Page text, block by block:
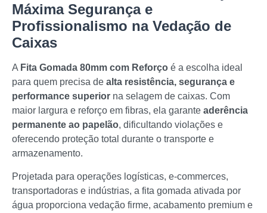
Máxima Segurança e
Profissionalismo na Vedação de
Caixas
A Fita Gomada 80mm com Reforço é a escolha ideal
para quem precisa de alta resistência, segurança e
performance superior na selagem de caixas. Com
maior largura e reforço em fibras, ela garante aderência
permanente ao papelão, dificultando violações e
oferecendo proteção total durante o transporte e
armazenamento.
Projetada para operações logísticas, e-commerces,
transportadoras e indústrias, a fita gomada ativada por
água proporciona vedação firme, acabamento premium e